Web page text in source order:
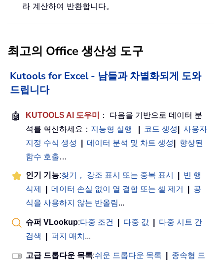
라 계산하여 반환합니다。
최고의 Office 생산성 도구
Kutools for Excel - 남들과 차별화되게 도와
드립니다
🤖 KUTOOLS AI 도우미
： 다음을 기반으로 데이터 분
석를 혁신하세요： 지능형 실행 코드 생성
사용자
지정 수식 생성
데이터 분석 및 차트 생성
향상된
함수 호출…
인기 기능:찾기， 강조 표시 또는 중복 표시
빈 행
삭제
데이터 손실 없이 열 결합 또는 셀 제거
공
식을 사용하지 않는 반올림...
슈퍼 VLookup:다중 조건 다중 값
다중 시트 간
검색
퍼지 매치 ...
고급 드롭다운 목록:쉬운 드롭다운 목록
종속형 드